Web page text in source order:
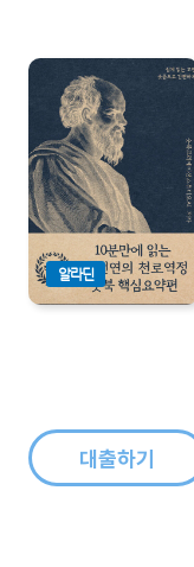
알라딘
대출하기